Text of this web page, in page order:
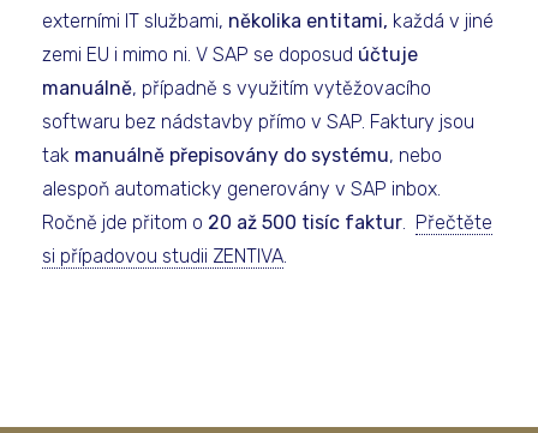
externími IT službami, několika entitami, každá v jiné
zemi EU i mimo ni. V SAP se doposud účtuje
manuálně, případně s využitím vytěžovacího
softwaru bez nádstavby přímo v SAP. Faktury jsou
tak manuálně přepisovány do systému, nebo
alespoň automaticky generovány v SAP inbox.
Ročně jde přitom o 20 až 500 tisíc faktur
Přečtěte
si případovou studii ZENTIVA